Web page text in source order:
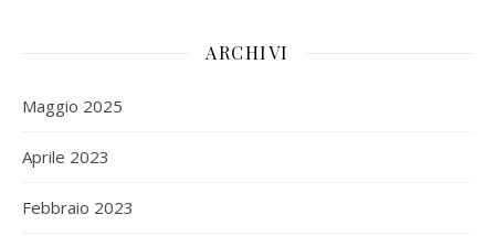
ARCHIVI
Maggio 2025
Aprile 2023
Febbraio 2023